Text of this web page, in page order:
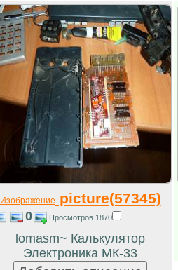
Изображение picture(57345)
0 Просмотров 1870
lomasm~ Калькулятор
Электроника МК-33